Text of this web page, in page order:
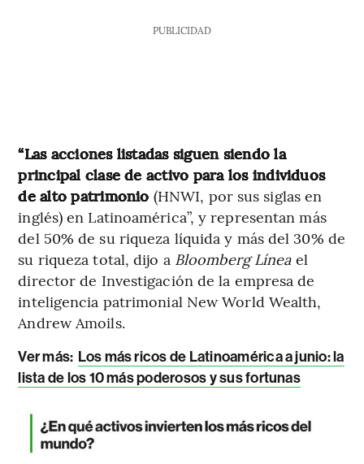
PUBLICIDAD
“Las acciones listadas siguen siendo la
principal clase de activo para los individuos
de alto patrimonio (HNWI, por sus siglas en
inglés) en Latinoamérica”, y representan más
del 50% de su riqueza líquida y más del 30% de
su riqueza total, dijo a Bloomberg Líneael
director de Investigación de la empresa de
inteligencia patrimonial New World Wealth,
Andrew Amoils.
Ver más: Los más ricos de Latinoamérica a junio: la
lista de los 10 más poderosos y sus fortunas